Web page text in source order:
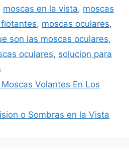
moscas en la vista, moscas
, moscas oculares,
son las moscas oculares,
oculares, solucion para
Volantes En Los
o Sombras en la Vista